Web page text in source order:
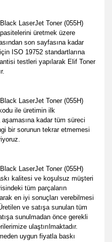
LaserJet Toner (055H)
üretmek üzere
son sayfasına kadar
ISO 19752 standartlarına
testleri yapılarak Elif Toner
LaserJet Toner (055H)
ile üretimin ilk
kadar tüm süreci
bir sorunun tekrar etmemesi
LaserJet Toner (055H)
kalitesi ve koşulsuz müşteri
tüm parçaların
en iyi sonuçları verebilmesi
ve satışa sunulan tüm
sunulmadan önce gerekli
ulaştırılmaktadır.
uygun fiyatla baskı